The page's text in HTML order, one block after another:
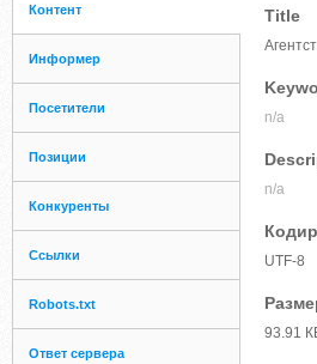
Контент
Информер
Посетители
Позиции
Конкуренты
Ссылки
Robots.txt
Ответ сервера
Title
n/a
n/a
UTF-8
93.91